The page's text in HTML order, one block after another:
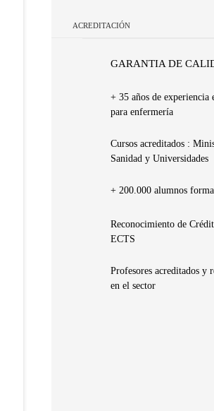
ACREDITACIÓN
GARANTIA DE
+ 35 años de experiencia
para enfermería
Cursos acreditados :
Sanidad y Universidades
+ 200.000 alumnos
Reconocimiento de
ECTS
Profesores acreditados y
en el sector